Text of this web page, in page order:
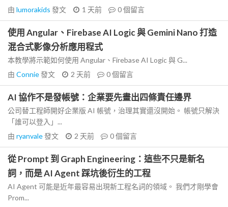
由 lumorakids 發文 1 天前 0個留言
使用 Angular、Firebase AI Logic 與 Gemini Nano 打造
混合式影像分析應用程式
本教學將示範如何使用 Angular、Firebase AI Logic 與 G...
由 Connie發文 2 天前 0個留言
AI 協作不是發帳號：企業要先畫出四條責任邊界
公司替工程師開好企業版 AI 帳號，治理其實還沒開始。 帳號只解決
「誰可以登入」...
由 ryanvale發文 2 天前 0個留言
從 Prompt 到 Graph Engineering：這些不只是新名
詞，而是 AI Agent 踩坑後衍生的工程
AI Agent 可能是近年最容易出現新工程名詞的領域。 我們才剛學會
Prom...